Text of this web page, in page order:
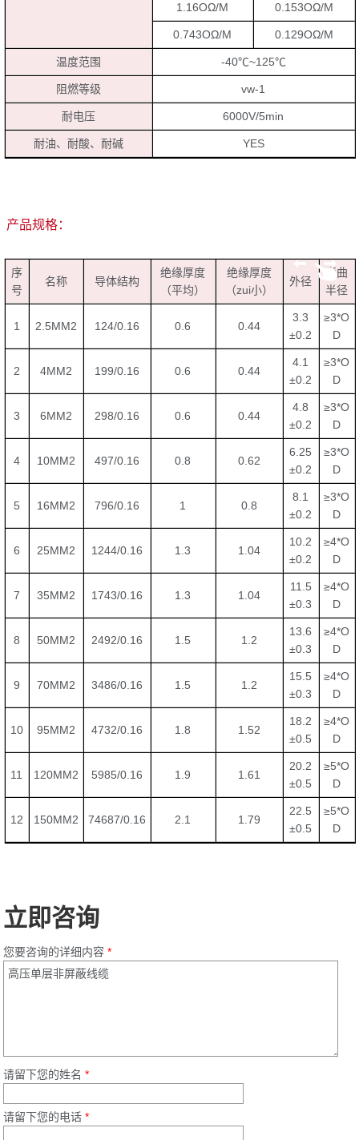
1.16OΩ/M 0.153OΩ/M
0.743OΩ/M 0.129OΩ/M
温度范围 -40℃~125℃
阻燃等级 vw-1
耐电压 6000V/5min
耐油、耐酸、耐碱 YES
产品规格：
序
号
名称 导体结构
绝缘厚度
（平均）
绝缘厚度
（zui小）
外径
弯曲
半径
1 2.5MM2 124/0.16 0.6 0.44
3.3
±0.2
≥3*O
D
2 4MM2 199/0.16 0.6 0.44
4.1
±0.2
≥3*O
D
3 6MM2 298/0.16 0.6 0.44
4.8
±0.2
≥3*O
D
4 10MM2 497/0.16 0.8 0.62
6.25
±0.2
≥3*O
D
5 16MM2 796/0.16 1 0.8
8.1
±0.2
≥3*O
D
6 25MM2 1244/0.16 1.3 1.04
10.2
±0.2
≥4*O
D
7 35MM2 1743/0.16 1.3 1.04
11.5
±0.3
≥4*O
D
8 50MM2 2492/0.16 1.5 1.2
13.6
±0.3
≥4*O
D
9 70MM2 3486/0.16 1.5 1.2
15.5
±0.3
≥4*O
D
10 95MM2 4732/0.16 1.8 1.52
18.2
±0.5
≥4*O
D
11 120MM2 5985/0.16 1.9 1.61
20.2
±0.5
≥5*O
D
12 150MM2 74687/0.16 2.1 1.79
22.5
±0.5
≥5*O
D
立即咨询
您要咨询的详细内容*
请留下您的姓名*
请留下您的电话*